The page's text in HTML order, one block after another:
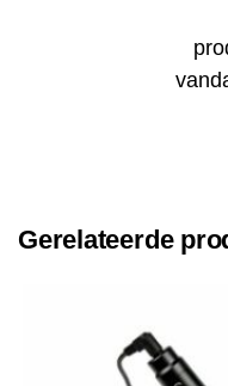
Gerelateerde